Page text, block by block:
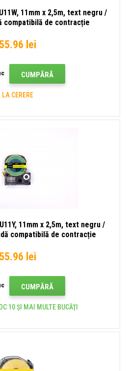
11mm x 2,5m, text negru /
compatibilă de contracție
55.96 lei
CUMPĂRĂ
LA CERERE
11mm x 2,5m, text negru /
compatibilă de contracție
55.96 lei
CUMPĂRĂ
10 ȘI MAI MULTE BUCĂŢI